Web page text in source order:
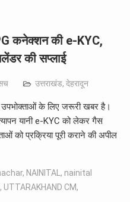
कनेक्शन की e-KYC,
की सप्लाई
उत्तराखंड, देहरादून
के लिए जरूरी खबर है।
यानी e-KYC को लेकर गैस
को प्रक्रिया पूरी कराने की अपील
, NAINITAL , nainital
, UTTARAKHAND CM,